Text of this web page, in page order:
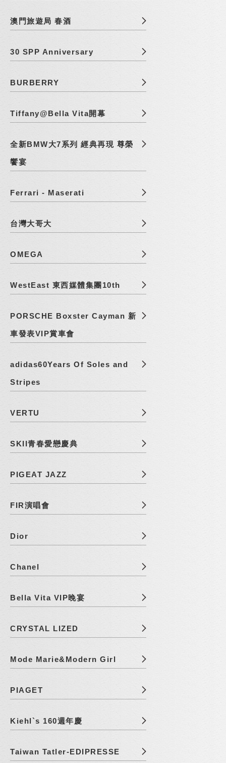
澳門旅遊局 春酒
30 SPP Anniversary
BURBERRY
Tiffany@Bella Vita開幕
全新BMW大7系列 經典再現 尊榮
饗宴
Ferrari - Maserati
台灣大哥大
OMEGA
WestEast 東西媒體集團10th
PORSCHE Boxster Cayman 新
車發表VIP賞車會
adidas60Years Of Soles and
Stripes
VERTU
SKII青春愛戀慶典
PIGEAT JAZZ
FIR演唱會
Dior
Chanel
Bella Vita VIP晚宴
CRYSTAL LIZED
Mode Marie&Modern Girl
PIAGET
Kiehl`s 160週年慶
Taiwan Tatler-EDIPRESSE